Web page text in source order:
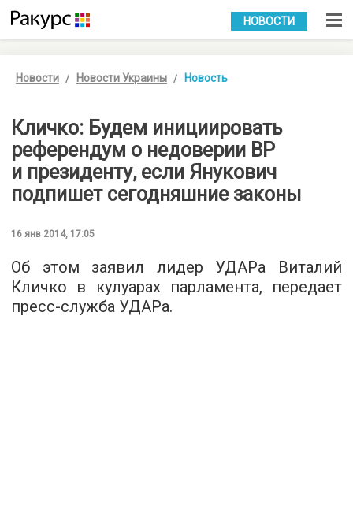
УКР РУС
НОВОСТИ
Новости Новости Украины Новость
Кличко: Будем инициировать
референдум о недоверии ВР
и президенту, если Янукович
подпишет сегодняшние законы
16 янв 2014, 17:05
Об этом заявил лидер УДАРа Виталий
Кличко в кулуарах парламента, передает
пресс-служба УДАРа.